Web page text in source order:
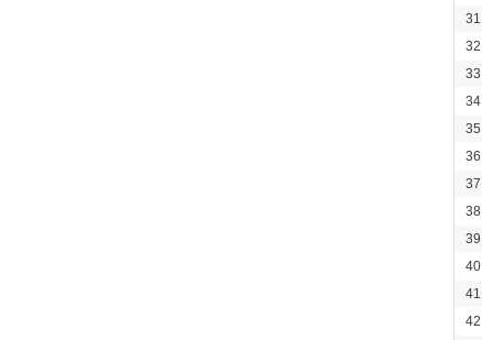
31
32
33
34
35
36
37
38
39
40
41
42